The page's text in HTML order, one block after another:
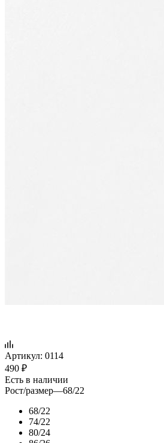
Артикул: 0114
490 ₽
Есть в наличии
Рост/размер—68/22
68/22
74/22
80/24